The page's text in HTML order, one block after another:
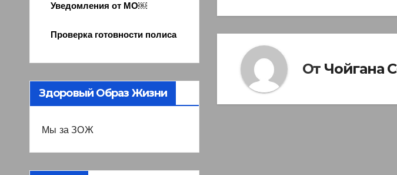
Уведомления от МО￼
Проверка готовности полиса
Здоровый Образ Жизни
Мы за ЗОЖ
От Чойгана